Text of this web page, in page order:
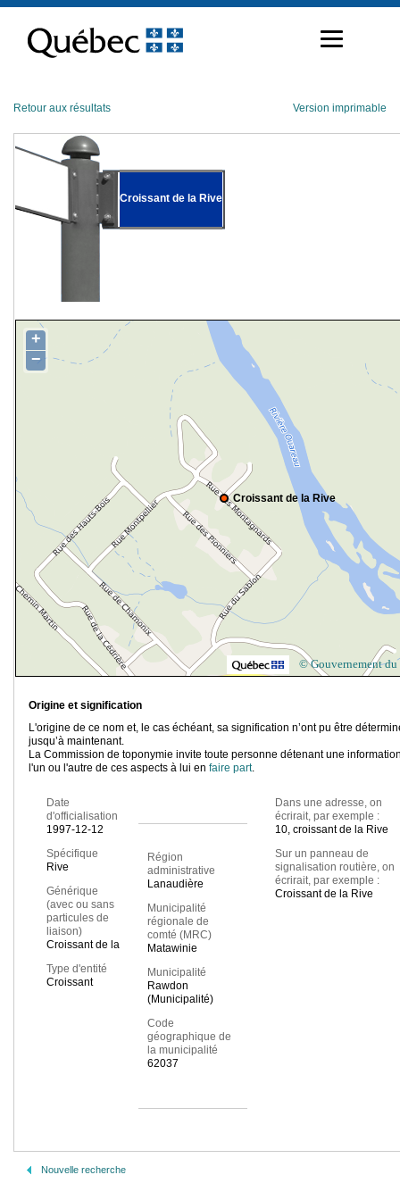
contenu
Retour aux résultats Version imprimable
Croissant de la Rive
Croissant de la Rive
+
−
© Gouvernement du
Origine et signification
L'origine de ce nom et, le cas échéant, sa signification n’ont pu être
jusqu’à maintenant.
La Commission de toponymie invite toute personne détenant une
l'un ou l'autre de ces aspects à lui en faire part.
Date
d'officialisation
1997-12-12
Spécifique
Rive
Générique
(avec ou sans
particules de
liaison)
Croissant de la
Type d'entité
Croissant
Région
administrative
Lanaudière
Municipalité
régionale de
comté (MRC)
Matawinie
Municipalité
Rawdon
(Municipalité)
Code
géographique de
la municipalité
62037
Dans une adresse, on
écrirait, par exemple :
10, croissant de la Rive
Sur un panneau de
signalisation routière, on
écrirait, par exemple :
Croissant de la Rive
Nouvelle recherche